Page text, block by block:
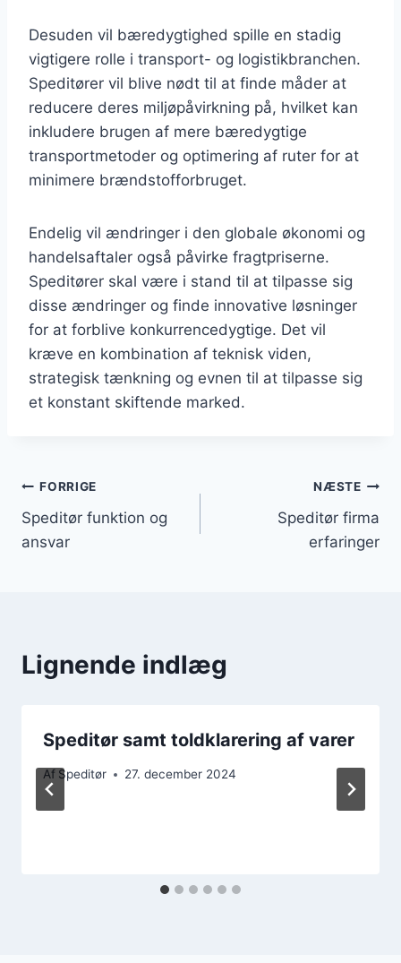
Desuden vil bæredygtighed spille en stadig
vigtigere rolle i transport- og logistikbranchen.
Speditører vil blive nødt til at finde måder at
reducere deres miljøpåvirkning på, hvilket kan
inkludere brugen af mere bæredygtige
transportmetoder og optimering af ruter for at
minimere brændstofforbruget.
Endelig vil ændringer i den globale økonomi og
handelsaftaler også påvirke fragtpriserne.
Speditører skal være i stand til at tilpasse sig
disse ændringer og finde innovative løsninger
for at forblive konkurrencedygtige. Det vil
kræve en kombination af teknisk viden,
strategisk tænkning og evnen til at tilpasse sig
et konstant skiftende marked.
Indlægsnavigation
FORRIGE
Speditør funktion og
ansvar
NÆSTE
Speditør firma
erfaringer
Lignende indlæg
Speditør samt toldklarering af varer
Af Speditør 27. december 2024